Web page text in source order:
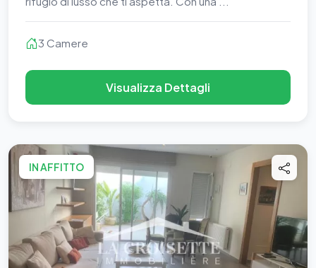
3 Camere
Visualizza Dettagli
IN AFFITTO